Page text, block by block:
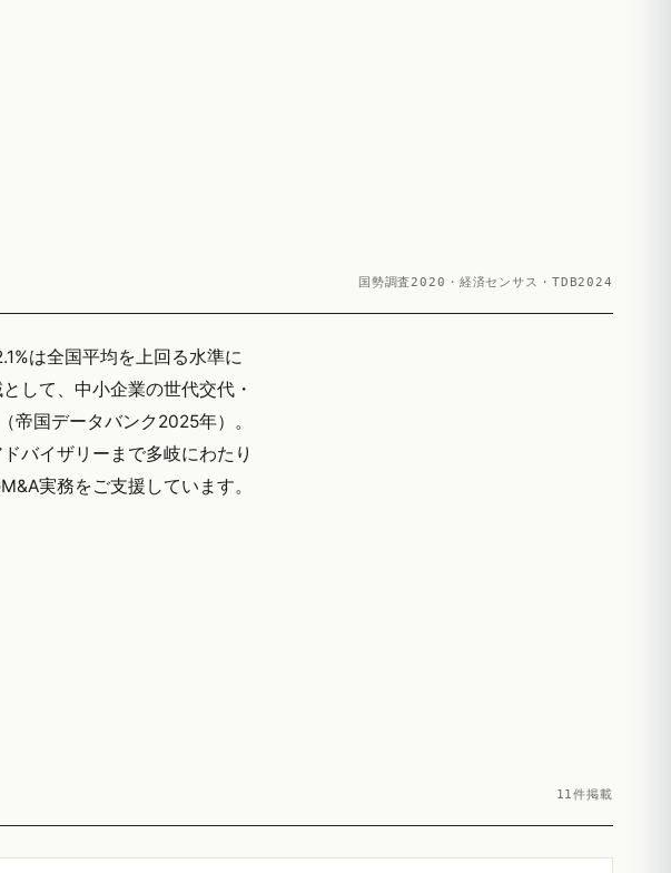
国勢調査2020・経済センサス・TDB2024
は全国平均を上回る水準に
して、中小企業の世代交代・
国データバンク2025年）。
バイザリーまで多岐にわたり
実務をご支援しています。
11件掲載